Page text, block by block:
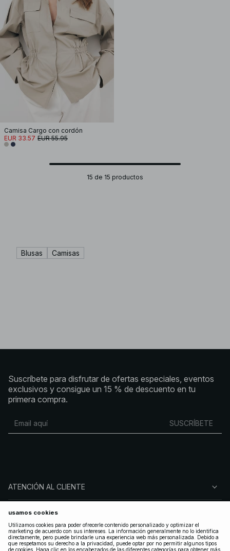
Camisa Cargo con cordón
EUR 33.57 EUR 55.95
15 de 15 productos
Blusas Camisas
Suscríbete para disfrutar de ofertas especiales, eventos
exclusivos y consigue un 15 % de descuento en tu
primera compra.
SUSCRÍBETE
ATENCIÓN AL CLIENTE
SOBRE NA-KD
SÍGUENOS